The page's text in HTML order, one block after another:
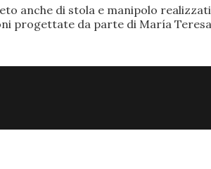
anche di stola e manipolo
progettate da parte di María